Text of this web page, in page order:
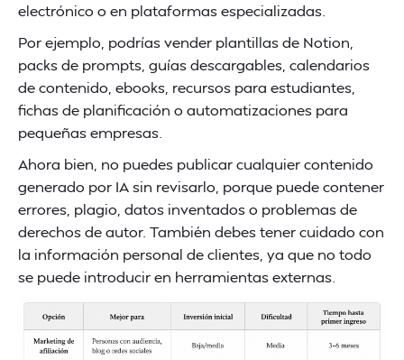
electrónico o en plataformas especializadas.
Por ejemplo, podrías vender plantillas de Notion,
packs de prompts, guías descargables, calendarios
de contenido, ebooks, recursos para estudiantes,
fichas de planificación o automatizaciones para
pequeñas empresas.
Ahora bien, no puedes publicar cualquier contenido
generado por IA sin revisarlo, porque puede contener
errores, plagio, datos inventados o problemas de
derechos de autor. También debes tener cuidado con
la información personal de clientes, ya que no todo
se puede introducir en herramientas externas.